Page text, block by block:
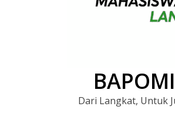
Dari Langkat, Untuk